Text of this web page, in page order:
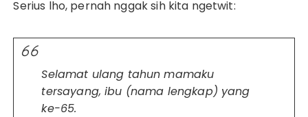
Serius lho, pernah nggak sih kita ngetwit:
Selamat ulang tahun mamaku
tersayang, ibu (nama lengkap) yang
ke-65.